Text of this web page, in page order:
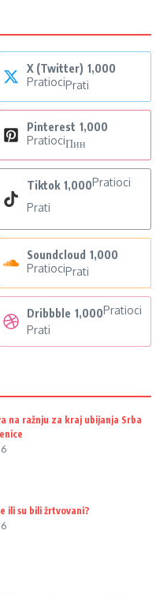
X (Twitter) 1,000
PratiociPrati
Pinterest 1,000
PratiociПин
Tiktok 1,000Pratioci
Prati
Soundcloud 1,000
PratiociPrati
Dribbble 1,000Pratioci
Prati
na ražnju za kraj ubijanja Srba
ili su bili žrtvovani?